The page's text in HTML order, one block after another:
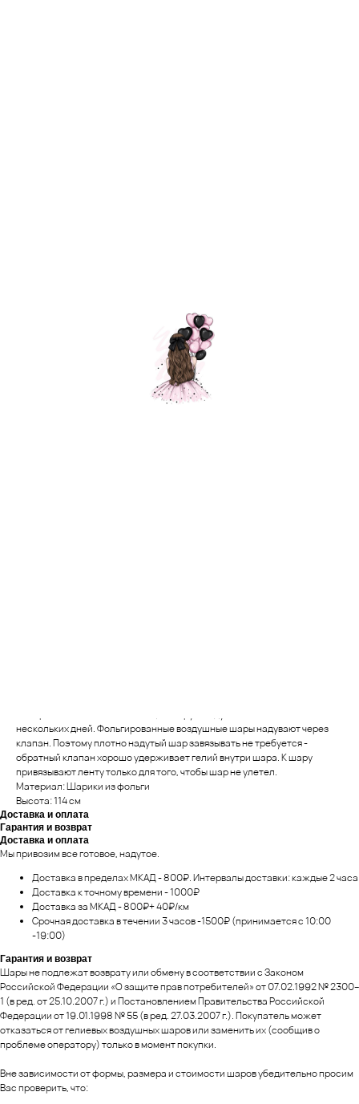
нескольких дней. Фольгированные воздушные шары надувают через
клапан. Поэтому плотно надутый шар завязывать не требуется -
обратный клапан хорошо удерживает гелий внутри шара. К шару
привязывают ленту только для того, чтобы шар не улетел.
Материал: Шарики из фольги
Высота: 114 см
Доставка и оплата
Гарантия и возврат
Доставка и оплата
Мы привозим все готовое, надутое.
Доставка в пределах МКАД - 800₽. Интервалы доставки: каждые 2 часа
Доставка к точному времени - 1000₽
Доставка за МКАД - 800₽+ 40₽/км
Срочная доставка в течении 3 часов -1500₽ (принимается с 10:00
-19:00)
Гарантия и возврат
Шары не подлежат возврату или обмену в соответствии с Законом
Российской Федерации «О защите прав потребителей» от 07.02.1992 № 2300–
1 (в ред. от 25.10.2007 г.) и Постановлением Правительства Российской
Федерации от 19.01.1998 № 55 (в ред. 27.03.2007 г.). Покупатель может
отказаться от гелиевых воздушных шаров или заменить их (сообщив о
проблеме оператору) только в момент покупки.
Вне зависимости от формы, размера и стоимости шаров убедительно просим
Вас проверить, что: